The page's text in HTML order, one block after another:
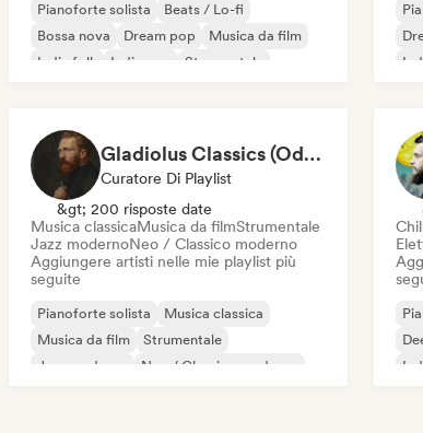
Pianoforte solista
Beats / Lo-fi
Bossa nova
Dream pop
Musica da film
Indie folk
Indie pop Strumentale
Gladiolus Classics (Odak Arttırıcı Müzikler)
Curatore Di Playlist
&gt; 200 risposte date
Musica classicaMusica da filmStrumentale
Jazz modernoNeo / Classico moderno
Aggiungere artisti nelle mie playlist più
seguite
Pianoforte solista
Musica classica
Musica da film
Strumentale
Jazz moderno
Neo / Classico moderno